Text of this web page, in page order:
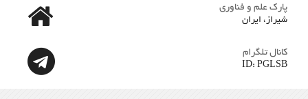
پارک علم و فناوری
شیراز، ایران
کانال تلگرام
ID: PGLSB